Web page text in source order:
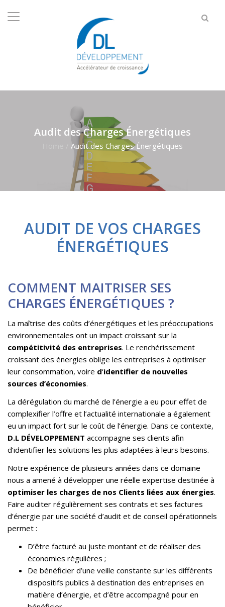
Audit des Charges Énergétiques
Audit des Charges Énergétiques
AUDIT DE VOS CHARGES
ÉNERGÉTIQUES
COMMENT MAITRISER SES
CHARGES ÉNERGÉTIQUES ?
La maîtrise des coûts d’énergétiques et les préoccupations
environnementales ont un impact croissant sur la
compétitivité des entreprises. Le renchérissement
croissant des énergies oblige les entreprises à optimiser
leur consommation, voire d‘identifier de nouvelles
sources d’économies.
La dérégulation du marché de l’énergie a eu pour effet de
complexifier l’offre et l’actualité internationale a également
eu un impact fort sur le coût de l’énergie. Dans ce contexte,
D.L DÉVELOPPEMENT accompagne ses clients afin
d’identifier les solutions les plus adaptées à leurs besoins.
Notre expérience de plusieurs années dans ce domaine
nous a amené à développer une réelle expertise destinée à
optimiser les charges de nos Clients liées aux énergies.
Faire auditer régulièrement ses contrats et ses factures
d’énergie par une société d’audit et de conseil opérationnels
permet :
D’être facturé au juste montant et de réaliser des
économies régulières ;
De bénéficier d’une veille constante sur les différents
dispositifs publics à destination des entreprises en
matière d’énergie, et d’être accompagné pour en